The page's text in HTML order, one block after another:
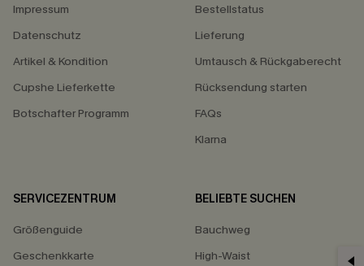
Impressum
Datenschutz
Artikel & Kondition
Cupshe Lieferkette
Botschafter Programm
Bestellstatus
Lieferung
Umtausch & Rückgaberecht
Rücksendung starten
FAQs
Klarna
SERVICEZENTRUM
Größenguide
Geschenkkarte
BELIEBTE SUCHEN
Bauchweg
High-Waist